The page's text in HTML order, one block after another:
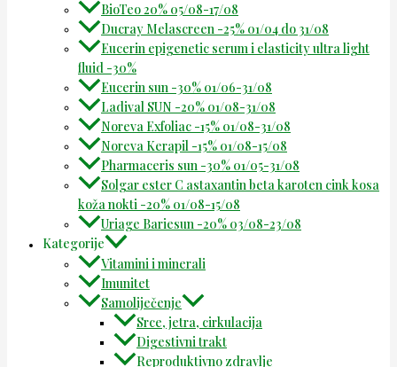
BioTeo 20% 05/08-17/08
Ducray Melascreen -25% 01/04 do 31/08
Eucerin epigenetic serum i elasticity ultra light
fluid -30%
Eucerin sun -30% 01/06-31/08
Ladival SUN -20% 01/08-31/08
Noreva Exfoliac -15% 01/08-31/08
Noreva Kerapil -15% 01/08-15/08
Pharmaceris sun -30% 01/05-31/08
Solgar ester C astaxantin beta karoten cink kosa
koža nokti -20% 01/08-15/08
Uriage Bariesun -20% 03/08-23/08
Kategorije
Vitamini i minerali
Imunitet
Samoliječenje
Srce, jetra, cirkulacija
Digestivni trakt
Reproduktivno zdravlje